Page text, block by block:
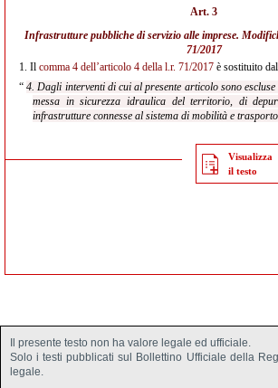
Art. 3
Infrastrutture pubbliche di servizio alle imprese.
71/2017
1. Il comma 4 dell’articolo 4 della l.r. 71/2017 è sostituito
“4. Dagli interventi di cui al presente articolo sono
messa in sicurezza idraulica del territorio, di
infrastrutture connesse al sistema di mobilità e
Visualizza
il testo
Il presente testo non ha valore legale ed ufficiale.
Solo i testi pubblicati sul Bollettino Ufficiale della
legale.